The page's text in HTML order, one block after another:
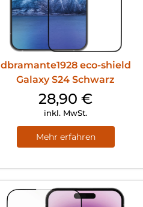
dbramante1928 eco-shield
Galaxy S24 Schwarz
28,90€
inkl. MwSt.
Mehr erfahren